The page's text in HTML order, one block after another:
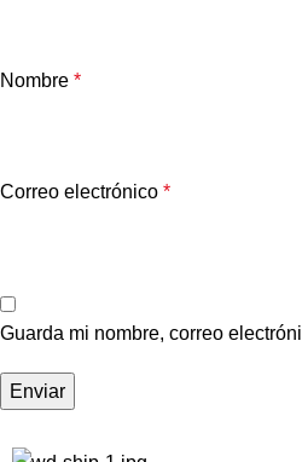
Nombre*
Correo electrónico*
Guarda mi nombre, correo